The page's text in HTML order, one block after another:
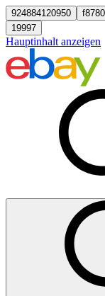
924884120950
19997
Hauptinhalt anzeigen